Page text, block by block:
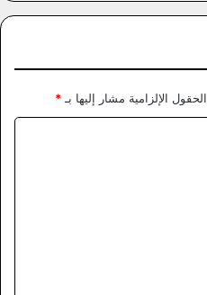
الحقول الإلزامية مشار إليها بـ*